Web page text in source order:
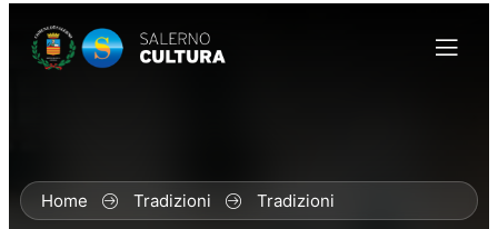
Home Tradizioni Tradizioni